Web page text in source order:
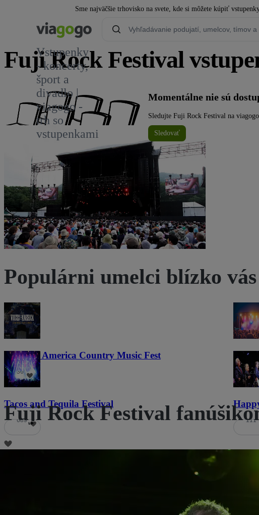
Sme najväčšie trhovisko na svete, kde si môžete kúpiť
Vstupenky
- koncerty,
šport a
divadlo |
viagogo -
trh so
vstupenkami
Fuji Rock Festival
14
Momentálne nie sú
Sledujte Fuji Rock Festival na
Sledovať
Populárni umelci blízko vás
Voices of America Country Music Fest
36
Lost
121
Tacos and Tequila Festival
689 111
Fuji Rock Festival